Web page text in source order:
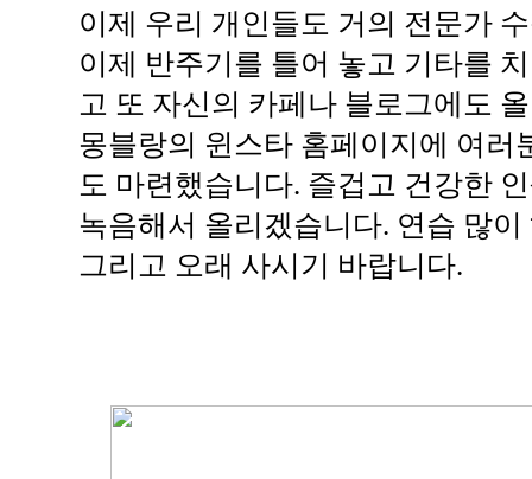
이제 우리 개인들도 거의 전문가
이제 반주기를 틀어 놓고 기타를
고 또 자신의 카페나 블로그에도
몽블랑의 윈스타 홈페이지에 여러
도 마련했습니다. 즐겁고 건강한
녹음해서 올리겠습니다. 연습 많이
그리고 오래 사시기 바랍니다.